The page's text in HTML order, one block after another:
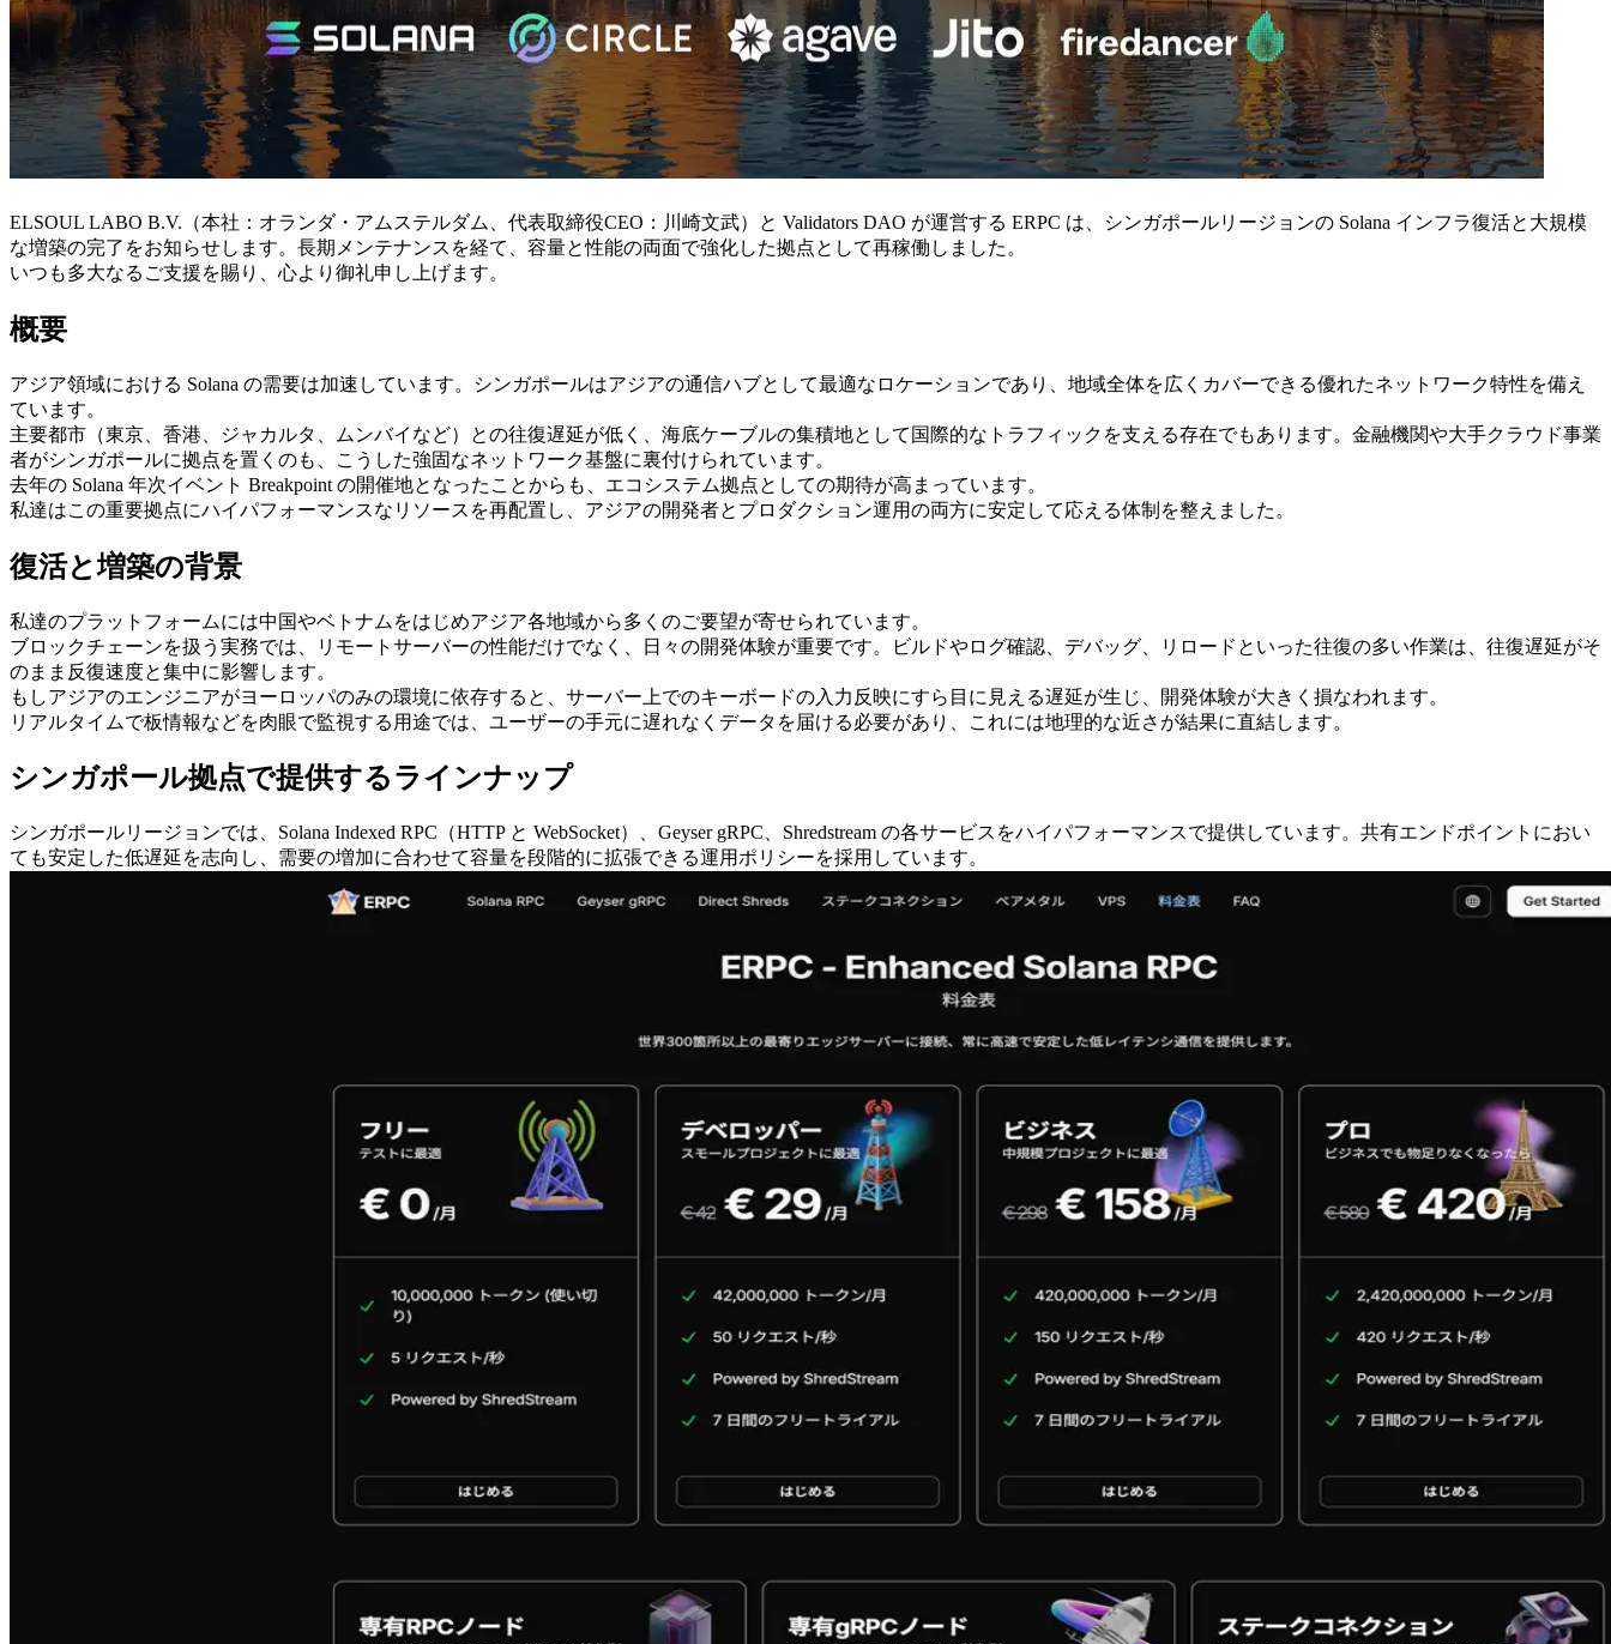
ELSOUL LABO B.V.（本社：オランダ・アムステルダム、代表取締役CEO：川崎文武）と Validators DAO が運営する ERPC は、シンガポールリージョンの Solana インフラ復活と大規模
な増築の完了をお知らせします。長期メンテナンスを経て、容量と性能の両面で強化した拠点として再稼働しました。
いつも多大なるご支援を賜り、心より御礼申し上げます。
概要
アジア領域における Solana の需要は加速しています。シンガポールはアジアの通信ハブとして最適なロケーションであり、地域全体を広くカバーできる優れたネットワーク特性を備え
ています。
主要都市（東京、香港、ジャカルタ、ムンバイなど）との往復遅延が低く、海底ケーブルの集積地として国際的なトラフィックを支える存在でもあります。金融機関や大手クラウド事業
者がシンガポールに拠点を置くのも、こうした強固なネットワーク基盤に裏付けられています。
去年の Solana 年次イベント Breakpoint の開催地となったことからも、エコシステム拠点としての期待が高まっています。
私達はこの重要拠点にハイパフォーマンスなリソースを再配置し、アジアの開発者とプロダクション運用の両方に安定して応える体制を整えました。
復活と増築の背景
私達のプラットフォームには中国やベトナムをはじめアジア各地域から多くのご要望が寄せられています。
ブロックチェーンを扱う実務では、リモートサーバーの性能だけでなく、日々の開発体験が重要です。ビルドやログ確認、デバッグ、リロードといった往復の多い作業は、往復遅延がそ
のまま反復速度と集中に影響します。
もしアジアのエンジニアがヨーロッパのみの環境に依存すると、サーバー上でのキーボードの入力反映にすら目に見える遅延が生じ、開発体験が大きく損なわれます。
リアルタイムで板情報などを肉眼で監視する用途では、ユーザーの手元に遅れなくデータを届ける必要があり、これには地理的な近さが結果に直結します。
シンガポール拠点で提供するラインナップ
シンガポールリージョンでは、Solana Indexed RPC（HTTP と WebSocket）、Geyser gRPC、Shredstream の各サービスをハイパフォーマンスで提供しています。共有エンドポイントにおい
ても安定した低遅延を志向し、需要の増加に合わせて容量を段階的に拡張できる運用ポリシーを採用しています。